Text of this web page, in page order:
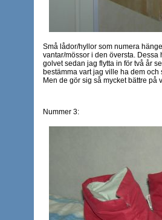
Små lådor/hyllor som numera
vantar/mössor i den översta.
golvet sedan jag flytta in för två år
bestämma vart jag ville ha dem
Men de gör sig så mycket bättre på
Nummer 3: